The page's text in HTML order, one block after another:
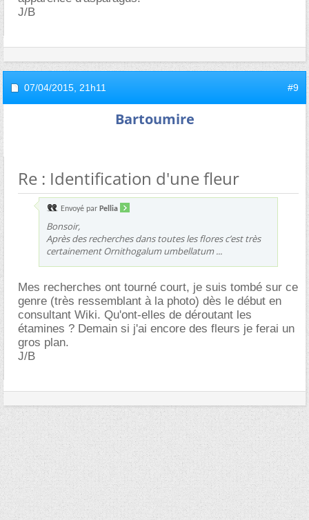
J/B
07/04/2015, 21h11 #9
Bartoumire
Re : Identification d'une fleur
Envoyé par Pellia
Bonsoir,
Après des recherches dans toutes les flores c’est très
certainementOrnithogalum umbellatum ...
Mes recherches ont tourné court, je suis tombé sur ce
genre (très ressemblant à la photo) dès le début en
consultant Wiki. Qu'ont-elles de déroutant les
étamines ? Demain si j'ai encore des fleurs je ferai un
gros plan.
J/B